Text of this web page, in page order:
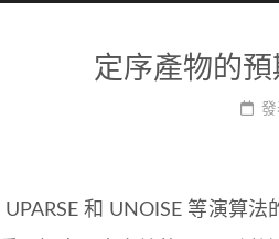
定序產物的
發
UPARSE 和 UNOISE 等演算